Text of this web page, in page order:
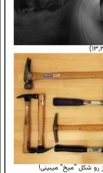
رو شکل “میخ” میبینی!